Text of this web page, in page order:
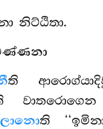
නිට්ඨිතා.
ති
ති